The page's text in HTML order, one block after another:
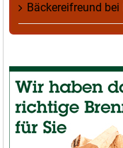
Bäckereifreund bei